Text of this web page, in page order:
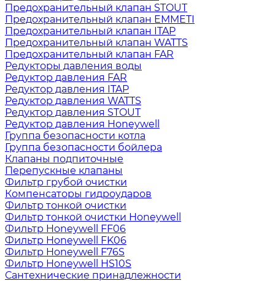
Предохранительный клапан STOUT
Предохранительный клапан EMMETI
Предохранительный клапан ITAP
Предохранительный клапан WATTS
Предохранительный клапан FAR
Редукторы давления воды
Редуктор давления FAR
Редуктор давления ITAP
Редуктор давления WATTS
Редуктор давления STOUT
Редуктор давления Honeywell
Группа безопасности котла
Группа безопасности бойлера
Клапаны подпиточные
Перепускные клапаны
Фильтр грубой очистки
Компенсаторы гидроударов
Фильтр тонкой очистки
Фильтр тонкой очистки Honeywell
Фильтр Honeywell FF06
Фильтр Honeywell FK06
Фильтр Honeywell F76S
Фильтр Honeywell HS10S
Сантехнические принадлежности